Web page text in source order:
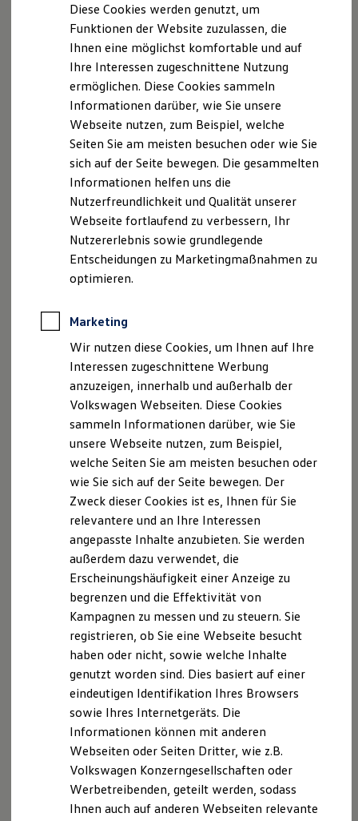
Für Privatkunden
Für Gewerbekunden
Leasing
Für Privatkunden
Für Gewerbekunden
Versicherungen & Garantien
Garantien
Kfz-Versicherung für Nutzfahrzeuge
Restschuldversicherung
Wartungsverträge
Besitzer & Service
Reparatur & Service
Sommer-Special
Reparatur, Pflege & Inspektion
Servicetermin anfragen
Service-Vorteile bei Volkswagen Nutzfahrzeuge
ServicePlus
Economy Service
Räder & Reifen Service
Ersatzfahrzeuge
Software, Konnektivität & Apps
California App
VW Connect für Ihren ID. Buzz
VW Connect für Ihren Transporter/Caravelle
VW Connect für Ihren Amarok
VW Connect für andere Modelle
Connect Pro
Fleet Interface Data
Multistop Pathfinder
Übersicht Software Updates
Hilfreiches für Besitzer
Fahrerassistenz- und Sicherheitssysteme
Kontrollleuchten
Kurzfahrprofile und Ölverdünnung
XTL-Dieselkraftstoff
Ersatzteile und Betriebsflüssigkeiten
Original Zubehör und Lifestyle Produkte
myVolkswagen
myVolkswagen Business
Elektrisch & Autonom
Elektro - & Hybridfahrzeuge
Unser Ansatz
Klimafreundlicher Strom
Reichweite & Ladelösungen
Reichweitensimulator
Ladezeitensimulator
Ladelösungen für Privatkunden
Ladelösungen für Gewerbekunden
Wallbox und Ladekabel
Förderung & Kosten der Elektrofahrzeuge
Fördermöglichkeiten für Privatkunden
Fördermöglichkeiten für Gewerbekunden
Poppauer Strasse 37
38486 Klötze
Telefonnummer: 03909 4606
Faxnummer: 03909 4607
E-Mail:info@autohaus-neuling.de
Umsatzst.-ID-Nr.: DE289569113
Registergericht: Amtsgericht Stendal HRA 69
Geschäftsführer: Martin Förster
Hinweis gemäß § 36
Verbraucherstreitbeilegungsgesetz (VSBG)
„Wir sind zur Teilnahme an einem
Streitbeilegungsverfahren vor einer
Verbraucherschlichtungsstelle weder bereit noch dazu
verpflichtet.“
Datenschutzerklärung
myDealer Datenschutzerklärung
Datenschutzerklärung-Typ
A. Verantwortlicher
Wir freuen uns, dass Sie unsere Webseite der
Autohaus Neuling GmbH & Co.KG, Poppauer Strasse
37, 38486 Klötze besuchen. Im Folgenden
informieren wir Sie über die Verarbeitung Ihrer
personenbezogenen Daten durch uns im
Zusammenhang mit Ihrem Besuch unserer Webseite.
B. Verarbeitung Ihrer personenbezogenen Daten
Unsere Webseite bietet Ihnen verschiedene
Angebote, die wir Ihnen in Bezug auf dabei durch uns
Diese Cookies werden genutzt, um
Funktionen der Website zuzulassen, die
Ihnen eine möglichst komfortable und auf
Ihre Interessen zugeschnittene Nutzung
ermöglichen. Diese Cookies sammeln
Informationen darüber, wie Sie unsere
Webseite nutzen, zum Beispiel, welche
Seiten Sie am meisten besuchen oder wie Sie
sich auf der Seite bewegen. Die gesammelten
Informationen helfen uns die
Nutzerfreundlichkeit und Qualität unserer
Webseite fortlaufend zu verbessern, Ihr
Nutzererlebnis sowie grundlegende
Entscheidungen zu Marketingmaßnahmen zu
optimieren.
Marketing
Wir nutzen diese Cookies, um Ihnen auf Ihre
Interessen zugeschnittene Werbung
anzuzeigen, innerhalb und außerhalb der
Volkswagen Webseiten. Diese Cookies
sammeln Informationen darüber, wie Sie
unsere Webseite nutzen, zum Beispiel,
welche Seiten Sie am meisten besuchen oder
wie Sie sich auf der Seite bewegen. Der
Zweck dieser Cookies ist es, Ihnen für Sie
relevantere und an Ihre Interessen
angepasste Inhalte anzubieten. Sie werden
außerdem dazu verwendet, die
Erscheinungshäufigkeit einer Anzeige zu
begrenzen und die Effektivität von
Kampagnen zu messen und zu steuern. Sie
registrieren, ob Sie eine Webseite besucht
haben oder nicht, sowie welche Inhalte
genutzt worden sind. Dies basiert auf einer
eindeutigen Identifikation Ihres Browsers
sowie Ihres Internetgeräts. Die
Informationen können mit anderen
Webseiten oder Seiten Dritter, wie z.B.
Volkswagen Konzerngesellschaften oder
Werbetreibenden, geteilt werden, sodass
Ihnen auch auf anderen Webseiten relevante